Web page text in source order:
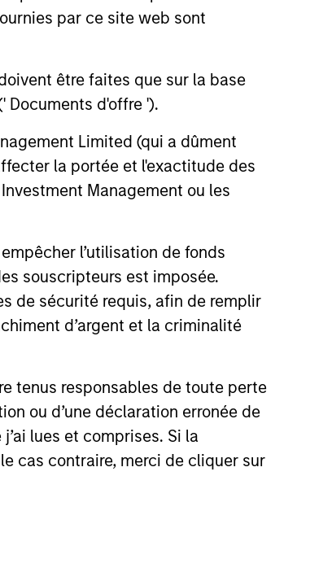
par ce site web sont
être faites que sur la base
Documents d'offre ').
Limited (qui a dûment
la portée et l'exactitude des
Management ou les
l’utilisation de fonds
souscripteurs est imposée.
de sécurité requis, afin de remplir
d’argent et la criminalité
tenus responsables de toute perte
ou d’une déclaration erronée de
j’ai lues et comprises. Si la
cas contraire, merci de cliquer sur
capabilities
needs or